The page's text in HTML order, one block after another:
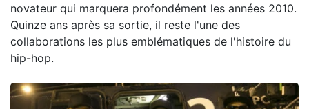
novateur qui marquera profondément les années 2010.
Quinze ans après sa sortie, il reste l'une des
collaborations les plus emblématiques de l'histoire du
hip-hop.